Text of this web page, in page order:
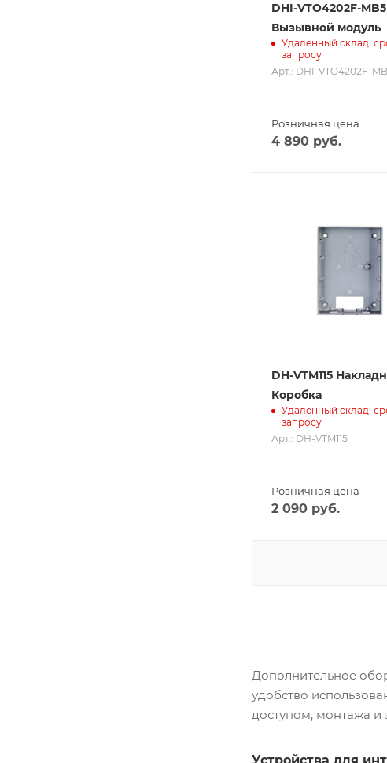
DHI-VTO4202F-MB5
Вызывной модуль
Удаленный склад:
запросу
Арт.: DHI-VTO4202F-
Розничная цена
4 890 руб.
DH-VTM115
Коробка
Удаленный склад:
запросу
Арт.: DH-VTM115
Розничная цена
2 090 руб.
Дополнительное
удобство
доступом, монтажа
Устройства для